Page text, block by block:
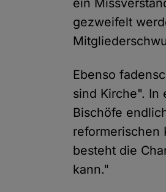
ein
gezweifelt
Ebenso
sind Kirche". In
Bischöfe
reformerischen
besteht die
kann."